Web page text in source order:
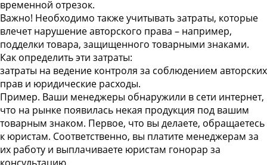
временной отрезок.
Важно! Необходимо также учитывать затраты, которые
влечет нарушение авторского права – например,
подделки товара, защищенного товарными знаками.
Как определить эти затраты:
затраты на ведение контроля за соблюдением авторских
прав и юридические расходы.
Пример. Ваши менеджеры обнаружили в сети интернет,
что на рынке появилась некая продукция под вашим
товарным знаком. Первое, что вы делаете, обращаетесь
к юристам. Соответственно, вы платите менеджерам за
их работу и выплачиваете юристам гонорар за